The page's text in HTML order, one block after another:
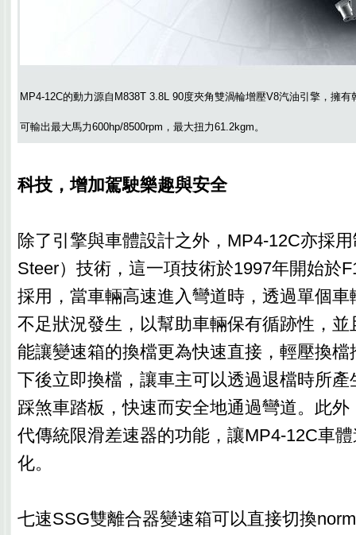
MP4-12C的動力源自M838T 3.8L 90度夾角雙渦輪增壓V8汽油引擎，擁
可輸出最大馬力600hp/8500rpm，最大扭力61.2kgm。
科技，增加駕駛樂趣與安全
除了引擎與車體設計之外，MP4-12C亦採
Steer）技術，這一項技術於1997年開始於
採用，當車輛高速進入彎道時，透過單個
不足狀況發生，以幫助車輛保有循跡性，並
能讓變速箱的換檔更為快速直接，輕壓換
下後立即換檔，讓車主可以透過退檔時所
踩煞車踏板，快速而安全地通過彎道。此
代傳統限滑差速器的功能，讓MP4-12C車
化。
七速SSG雙離合器變速箱可以直接切換